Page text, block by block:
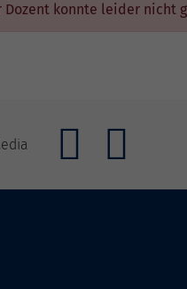
Dozent konnte leider nicht